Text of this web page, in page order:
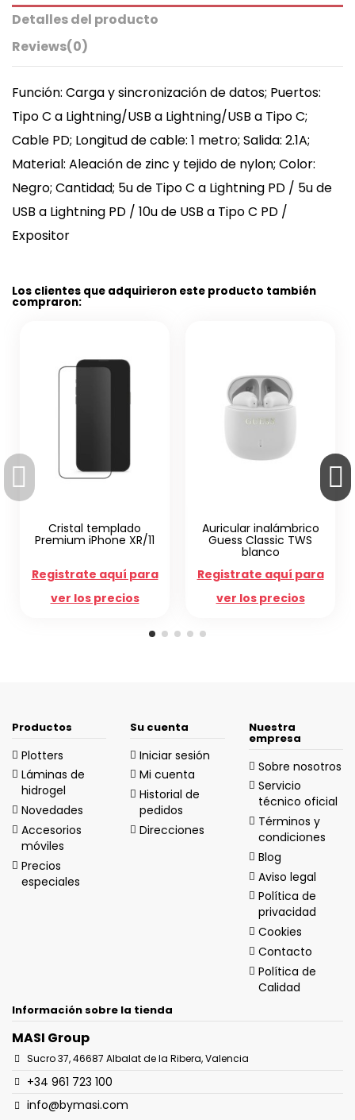
Detalles del producto
Reviews(0)
Función: Carga y sincronización de datos; Puertos:
Tipo C a Lightning/USB a Lightning/USB a Tipo C;
Cable PD; Longitud de cable: 1 metro; Salida: 2.1A;
Material: Aleación de zinc y tejido de nylon; Color:
Negro; Cantidad; 5u de Tipo C a Lightning PD / 5u de
USB a Lightning PD / 10u de USB a Tipo C PD /
Expositor
Los clientes que adquirieron este producto también
compraron:
XR/11
para
Auricular inalámbrico
Guess Classic TWS
Registrate aquí para
ver los precios
Cargador GaN
Extreme PD 65W 2
Registrate aquí
ver los precios
Productos
Plotters
Láminas de
hidrogel
Novedades
Accesorios
móviles
Precios
especiales
Su cuenta
Iniciar sesión
Mi cuenta
Historial de
pedidos
Direcciones
Nuestra
empresa
Sobre nosotros
Servicio
técnico oficial
Términos y
condiciones
Blog
Aviso legal
Política de
privacidad
Cookies
Contacto
Política de
Calidad
Información sobre la tienda
MASI Group
Sucro 37, 46687 Albalat de la Ribera, Valencia
+34 961 723 100
info@bymasi.com